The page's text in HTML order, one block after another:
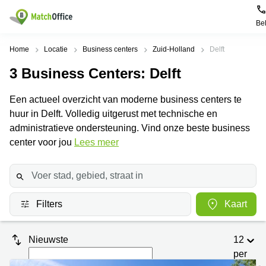
Bel
Huren / Verhuren
Productpagina's
Kantoorruimten
Business
Centers
Coworking
Vergaderruimten
Virtueel
Kantoor
Populaire
Alkmaar
Amsterdam
Oost
Amsterdam
Westpoort
Bergen
op
Zoom
Amersfoort
Breda
Populaire
Kantoorruimte
in Breda
Kantoor
Bergen
op
Zoom
Kantoor
huren
Kantoor
huren
Help
Over ons
Voeg je kantoorruimte toe
Huurprijs
Log in
Home Locatie Business centers Zuid-Holland Delft
3 Business Centers: Delft
Een actueel overzicht van moderne business centers te
huur in Delft. Volledig uitgerust met technische en
administratieve ondersteuning. Vind onze beste business
center voor jou Lees meer
Filters Kaart
Nieuwste
12
per